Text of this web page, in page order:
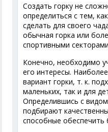
Создать горку не
определиться с тем,
сделать для своего
обычная горка или
спортивными
Конечно, необходимо
его интересы.
вариант горки, т. к.
маленьких, так и для
Определившись с
подбирают
способные обеспечить